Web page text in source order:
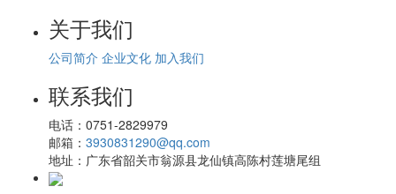
关于我们
公司简介 企业文化 加入我们
联系我们
电话： 0751-2829979
邮箱： 3930831290@qq.com
地址： 广东省韶关市翁源县龙仙镇高陈村莲塘尾组